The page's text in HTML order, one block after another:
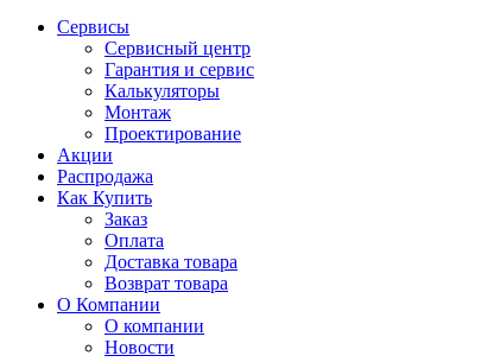
Сервисы
Сервисный центр
Гарантия и сервис
Калькуляторы
Монтаж
Проектирование
Акции
Распродажа
Как Купить
Заказ
Оплата
Доставка товара
Возврат товара
О Компании
О компании
Новости